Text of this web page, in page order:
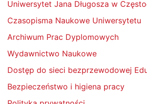
Uniwersytet Jana Długosza w
Czasopisma Naukowe Uniwersytetu
Archiwum Prac Dyplomowych
Wydawnictwo Naukowe
Dostęp do sieci bezprzewodowej
Bezpieczeństwo i higiena pracy